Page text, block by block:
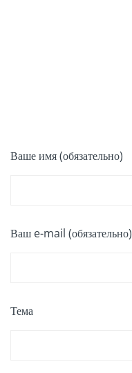
Ваше имя (обязательно)
Ваш e-mail (обязательно)
Тема